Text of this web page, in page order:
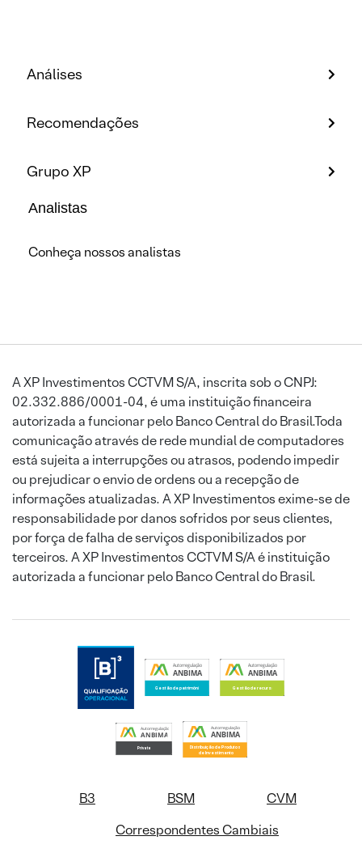
Análises
Recomendações
Grupo XP
Analistas
Conheça nossos analistas
A XP Investimentos CCTVM S/A, inscrita sob o CNPJ:
02.332.886/0001-04, é uma instituição financeira
autorizada a funcionar pelo Banco Central do Brasil.Toda
comunicação através de rede mundial de computadores
está sujeita a interrupções ou atrasos, podendo impedir
ou prejudicar o envio de ordens ou a recepção de
informações atualizadas. A XP Investimentos exime-se de
responsabilidade por danos sofridos por seus clientes,
por força de falha de serviços disponibilizados por
terceiros. A XP Investimentos CCTVM S/A é instituição
autorizada a funcionar pelo Banco Central do Brasil.
B3 BSM
CVM
Correspondentes Cambiais